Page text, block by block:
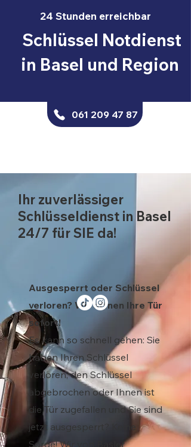
24 Stunden erreichbar
Schlüssel Notdienst
in Basel und Region
061 209 47 87
Ihr zuverlässiger
Schlüsseldienst in Basel
24/7 für SIE da!
Ausgesperrt oder Schlüssel
verloren? Wir öffnen Ihre Tür
sofort!
Es kann so schnell gehen: Sie
haben Ihren Schlüssel
verloren, den Schlüssel
abgebrochen oder Ihnen ist
die Tür zugefallen und Sie sind
jetzt ausgesperrt? Keine
Sorge! Wir von Basler